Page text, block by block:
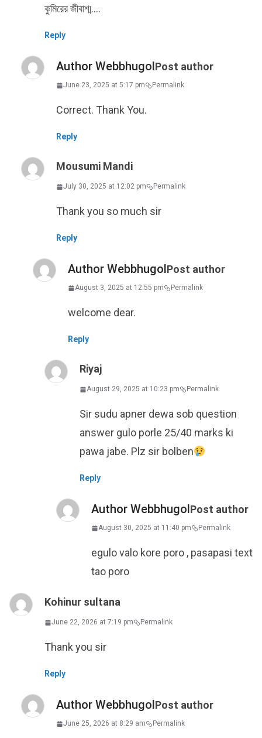
কুমিরের জীবাশ্ম….
Reply
Author Webbhugol Post author
June 23, 2025 at 5:17 pm Permalink
Correct. Thank You.
Reply
Mousumi Mandi
July 30, 2025 at 12:02 pm Permalink
Thank you so much sir
Reply
Author Webbhugol Post author
August 3, 2025 at 12:55 pm Permalink
welcome dear.
Reply
Riyaj
August 29, 2025 at 10:23 pm Permalink
Sir sudu apner dewa sob question
answer gulo porle 25/40 marks ki
pawa jabe. Plz sir bolben
Reply
Author Webbhugol Post author
August 30, 2025 at 11:40 pm Permalink
egulo valo kore poro , pasapasi text
tao poro
Kohinur sultana
June 22, 2026 at 7:19 pm Permalink
Thank you sir
Reply
Author Webbhugol Post author
June 25, 2026 at 8:29 am Permalink